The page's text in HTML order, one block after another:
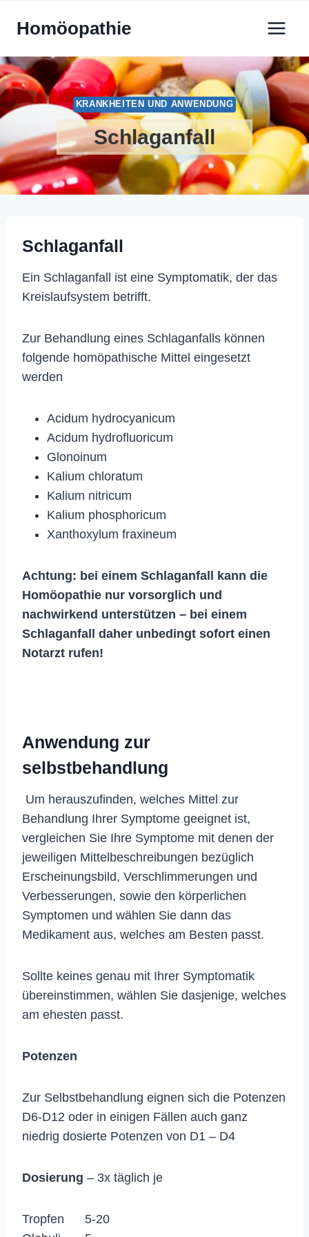
InhaltHomöopathie
KRANKHEITEN UND ANWENDUNG
Schlaganfall
Schlaganfall
Ein Schlaganfall ist eine Symptomatik, der das
Kreislaufsystem betrifft.
Zur Behandlung eines Schlaganfalls können
folgende homöpathische Mittel eingesetzt
werden
Acidum hydrocyanicum
Acidum hydrofluoricum
Glonoinum
Kalium chloratum
Kalium nitricum
Kalium phosphoricum
Xanthoxylum fraxineum
Achtung: bei einem Schlaganfall kann die
Homöopathie nur vorsorglich und
nachwirkend unterstützen – bei einem
Schlaganfall daher unbedingt sofort einen
Notarzt rufen!
Anwendung zur
selbstbehandlung
Um herauszufinden, welches Mittel zur
Behandlung Ihrer Symptome geeignet ist,
vergleichen Sie Ihre Symptome mit denen der
jeweiligen Mittelbeschreibungen bezüglich
Erscheinungsbild, Verschlimmerungen und
Verbesserungen, sowie den körperlichen
Symptomen und wählen Sie dann das
Medikament aus, welches am Besten passt.
Sollte keines genau mit Ihrer Symptomatik
übereinstimmen, wählen Sie dasjenige, welches
am ehesten passt.
Potenzen
Zur Selbstbehandlung eignen sich die Potenzen
D6-D12 oder in einigen Fällen auch ganz
niedrig dosierte Potenzen von D1 – D4
Dosierung – 3x täglich je
Tropfen 5-20